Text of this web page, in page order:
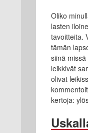
Oliko
lasten
tavoitteita.
tämän
siinä
leikkivät
olivat
kertoja: